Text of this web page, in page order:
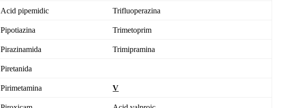
Acid pipemidic Trifluoperazina
Pipotiazina Trimetoprim
Pirazinamida Trimipramina
Piretanida
Pirimetamina V